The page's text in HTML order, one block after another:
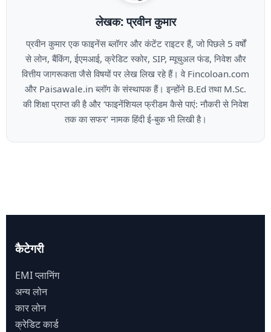
लेखक: प्रवीन कुमार
प्रवीन कुमार एक फाइनेंस ब्लॉगर और कंटेंट राइटर हैं, जो पिछले 5 वर्षों
से लोन, बैंकिंग, ईएमआई, क्रेडिट स्कोर, SIP, म्यूचुअल फंड, निवेश और
वित्तीय जागरूकता जैसे विषयों पर लेख लिख रहे हैं। वे Fincoloan.com
और Paisawale.in ब्लॉग के संस्थापक हैं। इन्होंने B.Ed तथा M.Sc.
की शिक्षा प्राप्त की है और ‘फाइनेंशियल फ्रीडम कैसे पाएं: नौकरी से निवेश
तक का सफर’ नामक हिंदी ई-बुक भी लिखी है।
कैटेगरी
EMI प्लानिंग
अन्य लोन
कार लोन
क्रेडिट कार्ड